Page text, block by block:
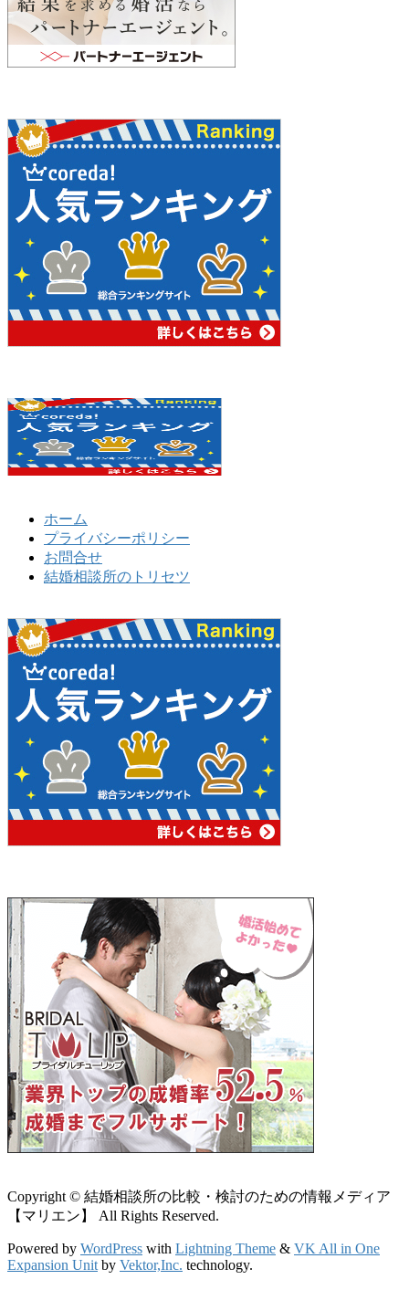
ホーム
プライバシーポリシー
お問合せ
結婚相談所のトリセツ
Copyright © 結婚相談所の比較・検討のための情報メディア
【マリエン】 All Rights Reserved.
Powered by WordPress with Lightning Theme & VK All in One
Expansion Unit by Vektor,Inc. technology.